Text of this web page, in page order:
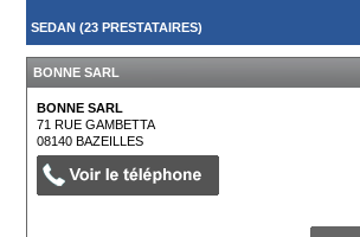
SEDAN (23 PRESTATAIRES)
BONNE SARL
BONNE SARL
71 RUE GAMBETTA
08140BAZEILLES